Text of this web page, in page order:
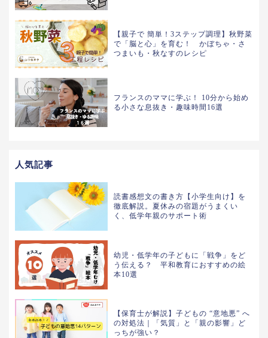
【親子で 簡単！3ステップ調理】秋野菜
で「脳と心」を育む！ かぼちゃ・さ
つまいも・秋なすのレシピ
フランスのママに学ぶ！ 10分から始め
る小さな息抜き・趣味時間16選
人気記事
読書感想文の書き方【小学生向け】を
徹底解説。夏休みの宿題がうまくい
く、低学年親のサポート術
幼児・低学年の子どもに「戦争」をど
う伝える？ 平和教育におすすめの絵
本10選
【保育士が解説】子どもの “意地悪” へ
の対処法｜「気質」と「親の影響」ど
っちが強い？